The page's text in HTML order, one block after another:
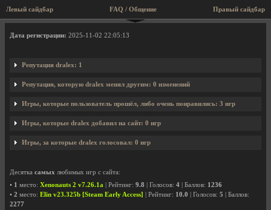
Левый сайдбар Правый сайдбар
FAQ / Общение
Профиль пользователя dralex
Дата регистрации: 2025-11-02 22:05:13
Репутация dralex: 1
Репутация, которую dralex менял другим: 0 изменений
Игры, которые пользователь прошёл, либо очень понравились: 3 игр
Игры, которые dralex добавил на сайт: 0 игр
Игры, за которые dralex голосовал: 0 игр
Десятка самых любимых игр с сайта:
• 1 место: Xenonauts 2 v7.26.1a | Рейтинг: 9.8 | Голосов: 4 | Баллов: 1236
• 2 место: Elin v23.325b [Steam Early Access] | Рейтинг: 10.0 | Голосов: 5 | Баллов:
2277